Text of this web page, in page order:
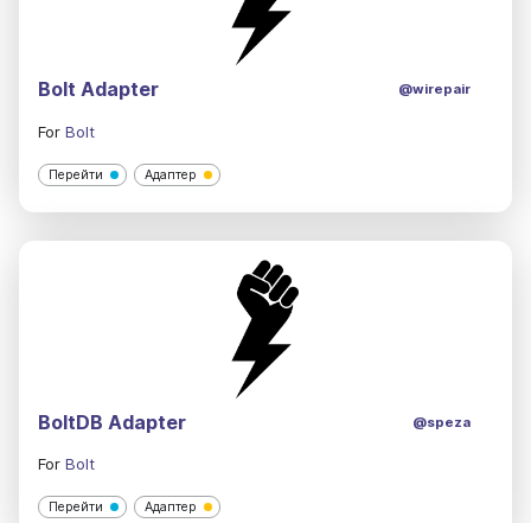
Bolt Adapter @wirepair
For Bolt
Перейти Адаптер
BoltDB Adapter @speza
For Bolt
Перейти Адаптер